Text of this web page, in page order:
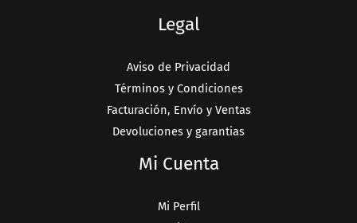
Legal
Aviso de Privacidad
Términos y Condiciones
Facturación, Envío y Ventas
Devoluciones y garantias
Mi Cuenta
Mi Perfil